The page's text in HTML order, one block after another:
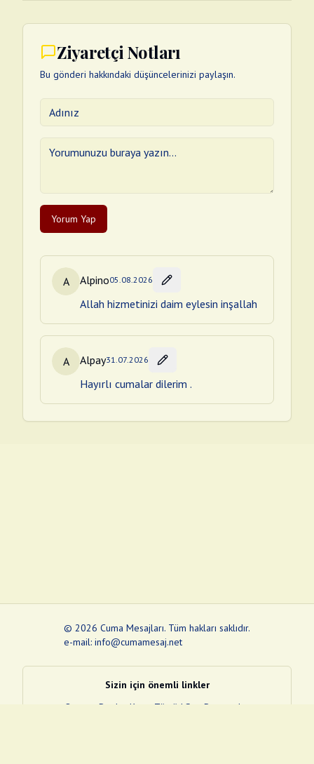
Ziyaretçi Notları
Bu gönderi hakkındaki düşüncelerinizi paylaşın.
Yorum Yap
A Alpino05.08.2026
Allah hizmetinizi daim eylesin inşallah
A Alpay31.07.2026
Hayırlı cumalar dilerim .
© 2026 Cuma Mesajları. Tüm hakları saklıdır.
e-mail: info@cumamesaj.net
Sizin için önemli linkler
Quran
e-Devlet Kapısı Tüvtürk Son Depremler